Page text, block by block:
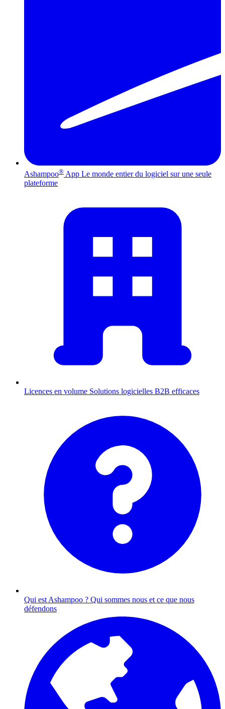
Ashampoo® App Le monde entier du logiciel sur une seule
plateforme
Licences en volume Solutions logicielles B2B efficaces
Qui est Ashampoo ? Qui sommes nous et ce que nous
défendons